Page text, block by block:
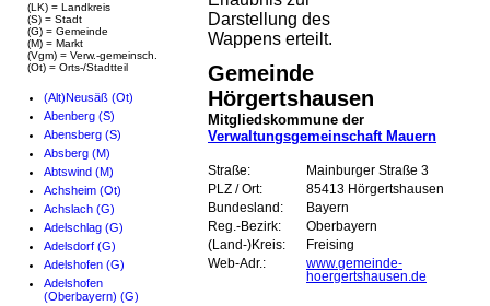
(LK) = Landkreis
(S) = Stadt
(G) = Gemeinde
(M) = Markt
(Vgm) = Verw.-gemeinsch.
(Ot) = Orts-/Stadtteil
(Alt)Neusäß (Ot)
Abenberg (S)
Abensberg (S)
Absberg (M)
Abtswind (M)
Achsheim (Ot)
Achslach (G)
Adelschlag (G)
Adelsdorf (G)
Adelshofen (G)
Adelshofen
(Oberbayern) (G)
Gemeinde
Hörgertshausen
Mitgliedskommune der
Verwaltungsgemeinschaft Mauern
Straße:
Mainburger Straße 3
PLZ / Ort:
85413 Hörgertshausen
Bundesland:
Bayern
Reg.-Bezirk:
Oberbayern
(Land-)Kreis:
Freising
Web-Adr.:
www.gemeinde-
hoergertshausen.de